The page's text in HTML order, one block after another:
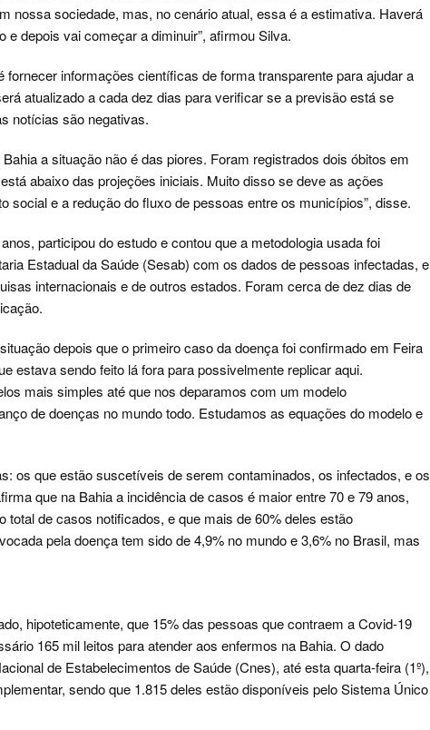
nossa sociedade, mas, no cenário atual, essa é a estimativa. Haverá
depois vai começar a diminuir”, afirmou Silva.
informações científicas de forma transparente para ajudar a
atualizado a cada dez dias para verificar se a previsão está se
notícias são negativas.
a situação não é das piores. Foram registrados dois óbitos em
abaixo das projeções iniciais. Muito disso se deve as ações
social e a redução do fluxo de pessoas entre os municípios”, disse.
participou do estudo e contou que a metodologia usada foi
Estadual da Saúde (Sesab) com os dados de pessoas infectadas, e
internacionais e de outros estados. Foram cerca de dez dias de
depois que o primeiro caso da doença foi confirmado em Feira
estava sendo feito lá fora para possivelmente replicar aqui.
mais simples até que nos deparamos com um modelo
de doenças no mundo todo. Estudamos as equações do modelo e
os que estão suscetíveis de serem contaminados, os infectados, e os
que na Bahia a incidência de casos é maior entre 70 e 79 anos,
de casos notificados, e que mais de 60% deles estão
pela doença tem sido de 4,9% no mundo e 3,6% no Brasil, mas
hipoteticamente, que 15% das pessoas que contraem a Covid-19
165 mil leitos para atender aos enfermos na Bahia. O dado
de Estabelecimentos de Saúde (Cnes), até esta quarta-feira (1º),
sendo que 1.815 deles estão disponíveis pelo Sistema Único